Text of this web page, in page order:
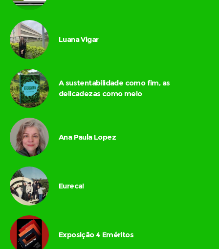
Luana Vigar
A sustentabilidade como fim, as
delicadezas como meio
Ana Paula Lopez
Eureca!
Exposição 4 Eméritos